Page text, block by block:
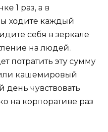
1 раз, а в
ходите каждый
себя в зеркале
на людей.
потратить эту сумму
кашемировый
чувствовать
на корпоративе раз